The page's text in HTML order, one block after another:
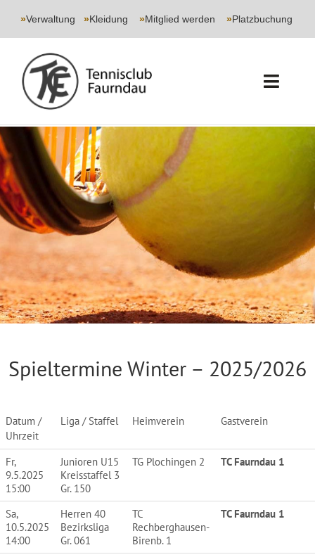
»Verwaltung »Kleidung »Mitglied werden »Platzbuchung
START
CLUB
EVENTS
Spieltermine Winter – 2025/2026
Datum /
Uhrzeit
Liga / Staffel Heimverein Gastverein
Fr,
9.5.2025
15:00
Junioren U15
Kreisstaffel 3
Gr. 150
TG Plochingen 2 TC Faurndau 1
Sa,
10.5.2025
14:00
Herren 40
Bezirksliga
Gr. 061
TC
Rechberghausen-
Birenb. 1
TC Faurndau 1